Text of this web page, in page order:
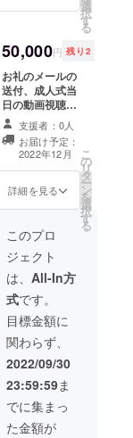
瓶1瓶）、糸島産
培期間中不使用)
（1合） ※支援
時、必ず備考欄
に掲載を希望さ
れるお名前をご
記入ください。
選
択
す
る
50,000円 残り2
お礼のメールの
送付、成人式当
日の動画視聴
URLの送付、成
人式当日の動画
のエンドロール
にお名前を記
載、郷土料理教
室で作った糸島
柚子胡椒（小瓶3
田米(農薬:栽培
期間中不使用)
（3合） ※支援
時、必ず備考欄
に掲載を希望さ
れるお名前をご
記入ください。
支援者：0人
お届け予定：
2022年12月
詳細を見る
こ
の
リ
タ
ー
ン
を
選
択
す
る
このプロ
ジェクト
は、 All-In方
式です。
目標金額に
関わらず、
2022/09/30
23:59:59ま
でに集まっ
た金額が